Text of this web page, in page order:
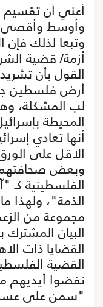
أعني أن تقسيم
وأوسط وأقصى
وتبعا لذلك
أزمة/ قضية
القول بأن
أرض فلسطين
لب المشكلة،
المحيطة
أنها تعادي
الأقل على
وبعض صحافتهم
الفلسطينية كـ
الذمة"، ولهذا
مجموعة من
البيان
القضايا ذات
القضية
نفضوا أيديهم
"سمن على